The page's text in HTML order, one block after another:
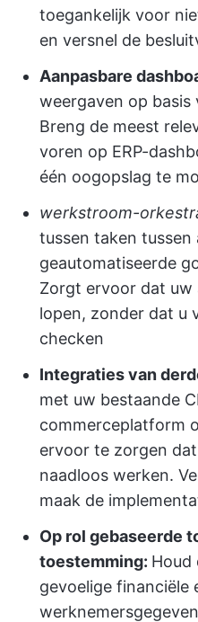
toegankelijk voor
en versnel de
Aanpasbare
weergaven op basis
Breng de meest
voren op ERP-
één oogopslag te
werkstroom-
tussen taken tussen
geautomatiseerde
Zorgt ervoor dat
lopen, zonder dat u
checken
Integraties van
met uw bestaande
commerceplatform
ervoor te zorgen
naadloos werken.
maak de
Op rol gebaseerde
toestemming: Houd
gevoelige financiële